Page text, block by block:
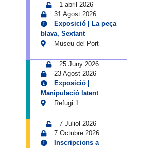
1 abril 2026
31 Agost 2026
Exposició | La peça
blava, Sextant
Museu del Port
25 Juny 2026
23 Agost 2026
Exposició |
Manipulació latent
Refugi 1
7 Juliol 2026
7 Octubre 2026
Inscripcions a